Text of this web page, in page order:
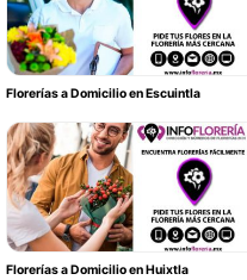
Florerías a Domicilio en Escuintla
Florerías a Domicilio en Huixtla